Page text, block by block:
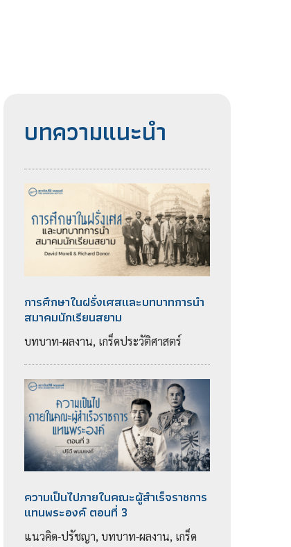
บทความแนะนำ
การศึกษาในฝรั่งเศสและบทบาทการนำ
สมาคมนักเรียนสยาม
บทบาท-ผลงาน, เกร็ดประวัติศาสตร์
ความเป็นไปภายในคณะผู้สำเร็จราชการ
แทนพระองค์ ตอนที่ 3
แนวคิด-ปรัชญา, บทบาท-ผลงาน, เกร็ด